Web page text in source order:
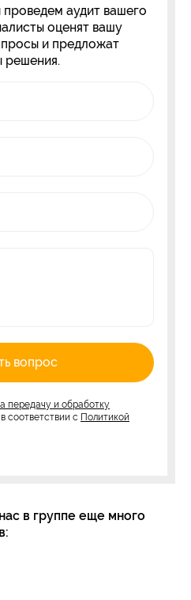
проведем аудит вашего
оценят вашу
и предложат
решения.
Задать вопрос
передачу и обработку
в соответствии с Политикой
в группе еще много